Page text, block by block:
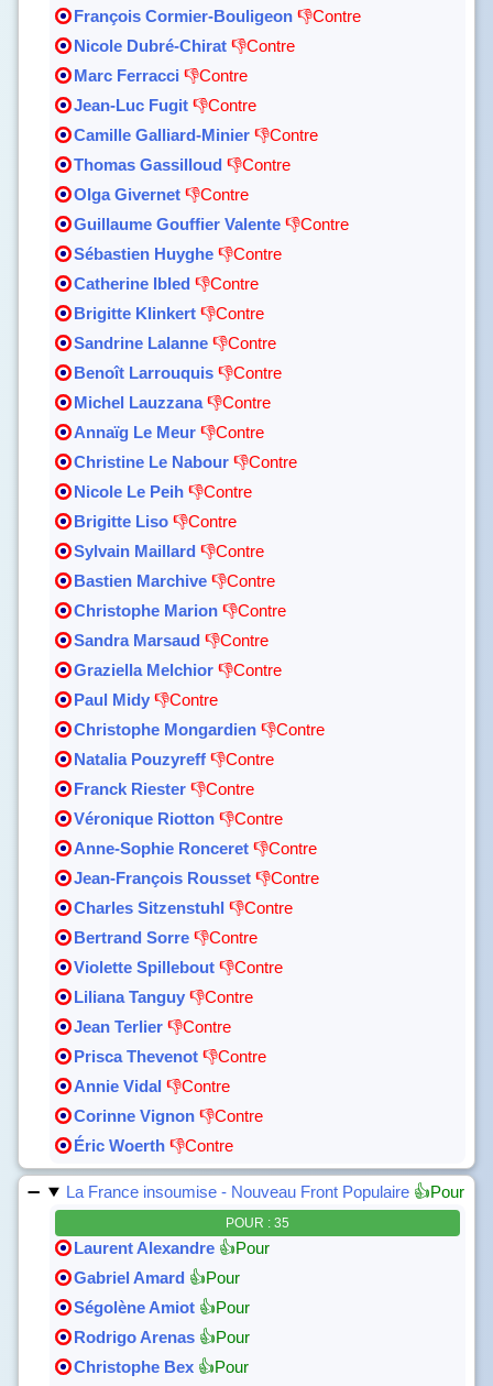
François Cormier-Bouligeon 👎Contre
Nicole Dubré-Chirat 👎Contre
Marc Ferracci 👎Contre
Jean-Luc Fugit 👎Contre
Camille Galliard-Minier 👎Contre
Thomas Gassilloud 👎Contre
Olga Givernet 👎Contre
Guillaume Gouffier Valente 👎Contre
Sébastien Huyghe 👎Contre
Catherine Ibled 👎Contre
Brigitte Klinkert 👎Contre
Sandrine Lalanne 👎Contre
Benoît Larrouquis 👎Contre
Michel Lauzzana 👎Contre
Annaïg Le Meur 👎Contre
Christine Le Nabour 👎Contre
Nicole Le Peih 👎Contre
Brigitte Liso 👎Contre
Sylvain Maillard 👎Contre
Bastien Marchive 👎Contre
Christophe Marion 👎Contre
Sandra Marsaud 👎Contre
Graziella Melchior 👎Contre
Paul Midy 👎Contre
Christophe Mongardien 👎Contre
Natalia Pouzyreff 👎Contre
Franck Riester 👎Contre
Véronique Riotton 👎Contre
Anne-Sophie Ronceret 👎Contre
Jean-François Rousset 👎Contre
Charles Sitzenstuhl 👎Contre
Bertrand Sorre 👎Contre
Violette Spillebout 👎Contre
Liliana Tanguy 👎Contre
Jean Terlier 👎Contre
Prisca Thevenot 👎Contre
Annie Vidal 👎Contre
Corinne Vignon 👎Contre
Éric Woerth 👎Contre
La France insoumise - Nouveau Front Populaire 👍Pour
POUR : 35
Laurent Alexandre 👍Pour
Gabriel Amard 👍Pour
Ségolène Amiot 👍Pour
Rodrigo Arenas 👍Pour
Christophe Bex 👍Pour